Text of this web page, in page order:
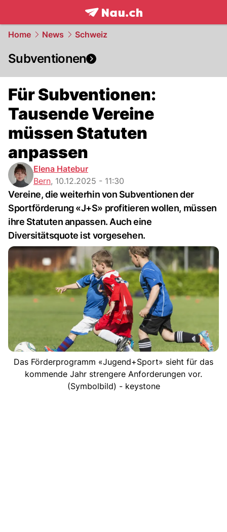
frontpage.NAU.ch
Home News Schweiz
Subventionen
Für Subventionen:
Tausende Vereine
müssen Statuten
anpassen
Elena Hatebur
Bern, 10.12.2025 - 11:30
Vereine, die weiterhin von Subventionen der
Sportförderung «J+S» profitieren wollen, müssen
ihre Statuten anpassen. Auch eine
Diversitätsquote ist vorgesehen.
Das Förderprogramm «Jugend+Sport» sieht für das
kommende Jahr strengere Anforderungen vor.
(Symbolbild) - keystone